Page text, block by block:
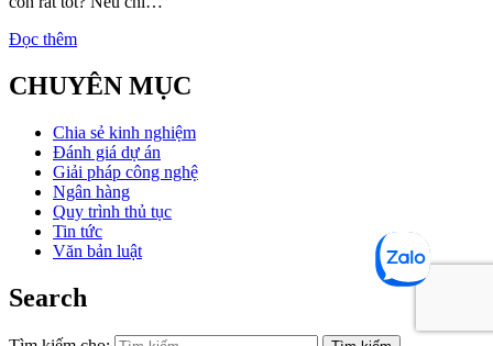
Đọc thêm
CHUYÊN MỤC
Chia sẻ kinh nghiệm
Đánh giá dự án
Giải pháp công nghệ
Ngân hàng
Quy trình thủ tục
Tin tức
Văn bản luật
Search